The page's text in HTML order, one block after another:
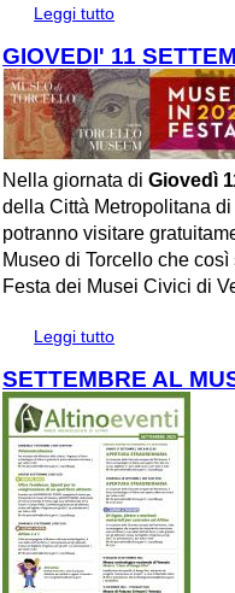
Leggi tutto
GIOVEDI' 11
Nella giornata diGiovedì
della Città Metropolitana
potranno visitare
Museo di Torcello che
Festa dei Musei Civici di
Leggi tutto
SETTEMBRE AL